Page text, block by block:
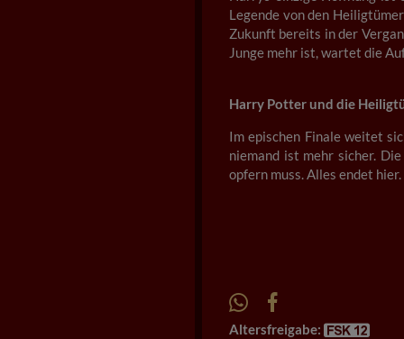
Legende von den
Zukunft bereits in der
Junge mehr ist, wartet die
Harry Potter und die
Im epischen Finale weitet
niemand ist mehr sicher.
opfern muss. Alles endet hier.
Altersfreigabe: